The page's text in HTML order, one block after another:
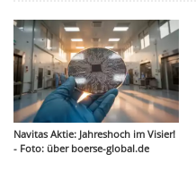
Navitas Aktie: Jahreshoch im Visier!
- Foto: über boerse-global.de